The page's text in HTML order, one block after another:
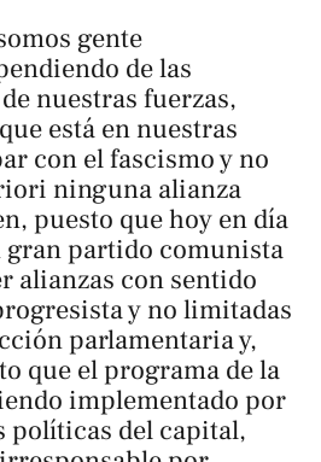
gente
de las
nuestras fuerzas,
está en nuestras
con el fascismo y no
ninguna alianza
puesto que hoy en día
partido comunista
alianzas con sentido
y no limitadas
parlamentaria y,
que el programa de la
implementado por
políticas del capital,